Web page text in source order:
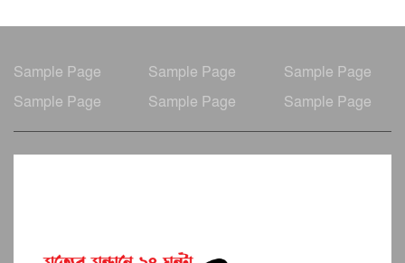
Sample Page Sample Page
Sample Page
Sample Page
Sample Page Sample Page